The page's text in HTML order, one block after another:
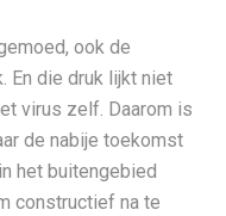
ook de
En die druk lijkt niet
virus zelf. Daarom is
de nabije toekomst
het buitengebied
constructief na te